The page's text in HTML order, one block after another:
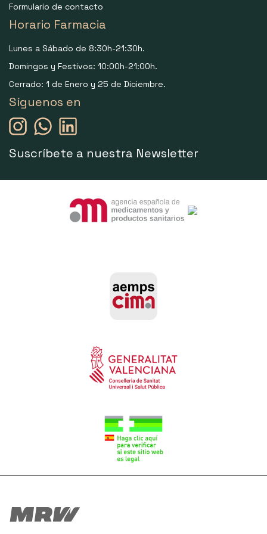
Formulario de contacto
Horario Farmacia
Lunes a Sábado de 8:30h-21:30h.
Domingos y Festivos: 10:00h-21:00h.
Cerrado: 1 de Enero y 25 de Diciembre.
Síguenos en
Suscríbete a nuestra Newsletter